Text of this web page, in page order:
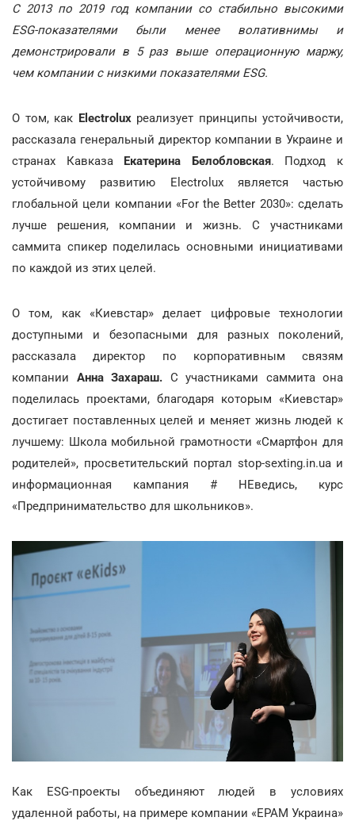
С 2013 по 2019 год компании со стабильно высокими
ESG-показателями были менее волативнимы и
демонстрировали в 5 раз выше операционную маржу,
чем компании с низкими показателями ESG.
О том, как Electroluxреализует принципы устойчивости,
рассказала генеральный директор компании в Украине и
странах Кавказа Екатерина Белобловская. Подход к
устойчивому развитию Electrolux является частью
глобальной цели компании «For the Better 2030»: сделать
лучше решения, компании и жизнь. С участниками
саммита спикер поделилась основными инициативами
по каждой из этих целей.
О том, как «Киевстар» делает цифровые технологии
доступными и безопасными для разных поколений,
рассказала директор по корпоративным связям
компании Анна Захараш. С участниками саммита она
поделилась проектами, благодаря которым «Киевстар»
достигает поставленных целей и меняет жизнь людей к
лучшему: Школа мобильной грамотности «Смартфон для
родителей», просветительский портал stop-sexting.in.ua и
информационная кампания # НЕведись, курс
«Предпринимательство для школьников».
Как ESG-проекты объединяют людей в условиях
удаленной работы, на примере компании «ЕРАМ Украина»